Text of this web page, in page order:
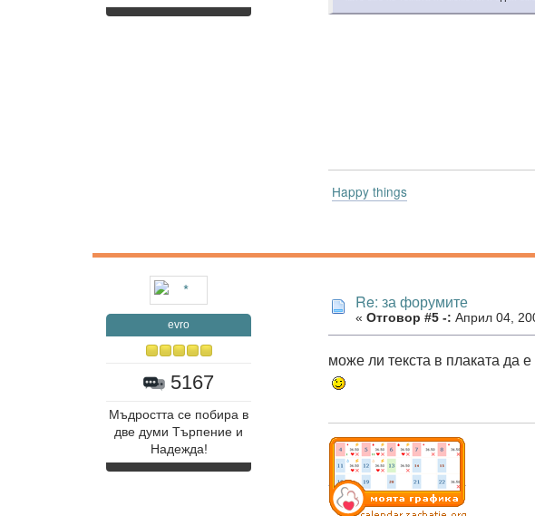
Happy things
evro
5167
Мъдростта се побира в
две думи Търпение и
Надежда!
Re: за форумите
« Отговор #5 -: Април 04,
може ли текста в плаката